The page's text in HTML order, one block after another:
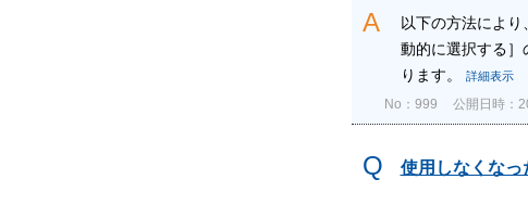
以下の方法によ
動的に選択する］
ります。
詳細表示
No：999 公開日時：
使用しなくなっ